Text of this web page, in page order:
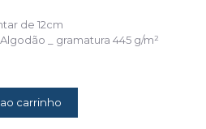
de 12cm
_ gramatura 445 g/m²
carrinho